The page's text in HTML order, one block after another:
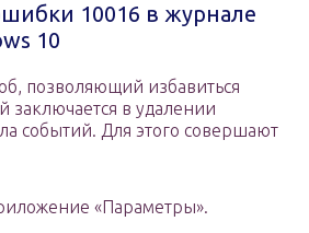
10016 в журнале
10
позволяющий избавиться
заключается в удалении
событий. Для этого совершают
«Параметры».